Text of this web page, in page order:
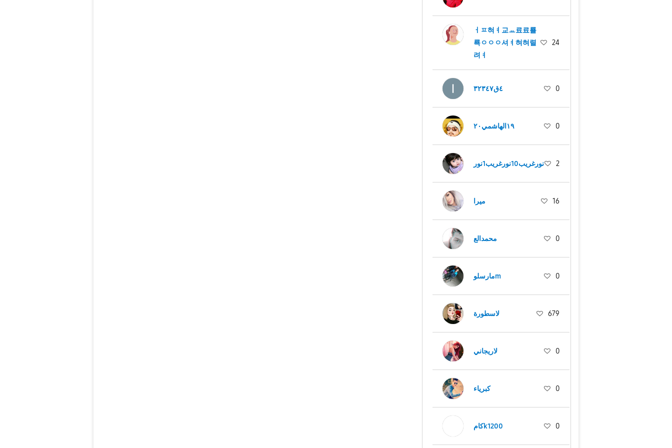
ㅓㅍ혀ㅕ교ㅛ료료룔
룍ㅇㅇㅇ셔ㅕ혀혀렬
려ㅕ
24
٤ق٣٢٣٤٧ 0
١٩الهاشمي٢٠ 0
نورغريب10نورغريب1نور 2
ميرا 16
محمدالع 0
مارسلوm 0
لاسطورة 679
لاريجاني 0
كبرياء 0
كامk1200 0